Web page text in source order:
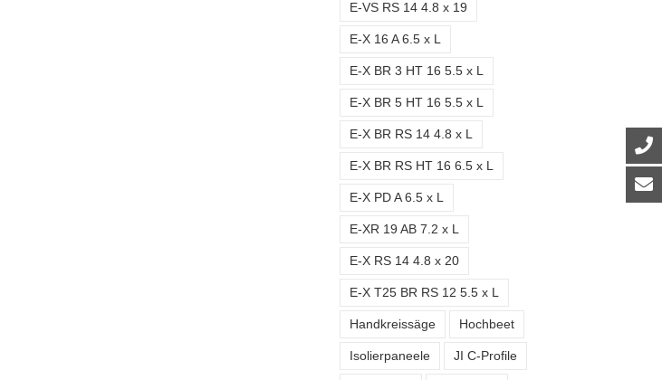
E-VS RS 14 4.8 x 19
E-X 16 A 6.5 x L
E-X BR 3 HT 16 5.5 x L
E-X BR 5 HT 16 5.5 x L
E-X BR RS 14 4.8 x L
E-X BR RS HT 16 6.5 x L
E-X PD A 6.5 x L
E-XR 19 AB 7.2 x L
E-X RS 14 4.8 x 20
E-X T25 BR RS 12 5.5 x L
Handkreissäge Hochbeet
Isolierpaneele JI C-Profile